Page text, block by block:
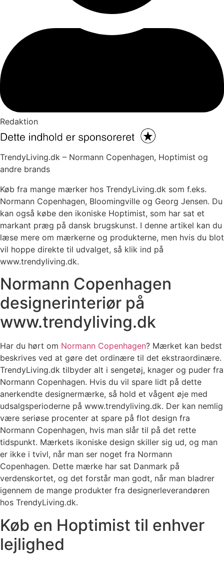
Redaktion
TrendyLiving.dk – Normann Copenhagen, Hoptimist og
andre brands
Køb fra mange mærker hos TrendyLiving.dk som f.eks.
Normann Copenhagen, Bloomingville og Georg Jensen. Du
kan også købe den ikoniske Hoptimist, som har sat et
markant præg på dansk brugskunst. I denne artikel kan du
læse mere om mærkerne og produkterne, men hvis du blot
vil hoppe direkte til udvalget, så klik ind på
www.trendyliving.dk.
Normann Copenhagen
designerinteriør på
www.trendyliving.dk
Har du hørt om Normann Copenhagen? Mærket kan bedst
beskrives ved at gøre det ordinære til det ekstraordinære.
TrendyLiving.dk tilbyder alt i sengetøj, knager og puder fra
Normann Copenhagen. Hvis du vil spare lidt på dette
anerkendte designermærke, så hold et vågent øje med
udsalgsperioderne på www.trendyliving.dk. Der kan nemlig
være seriøse procenter at spare på flot design fra
Normann Copenhagen, hvis man slår til på det rette
tidspunkt. Mærkets ikoniske design skiller sig ud, og man
er ikke i tvivl, når man ser noget fra Normann
Copenhagen. Dette mærke har sat Danmark på
verdenskortet, og det forstår man godt, når man bladrer
igennem de mange produkter fra designerleverandøren
hos TrendyLiving.dk.
Køb en Hoptimist til enhver
lejlighed